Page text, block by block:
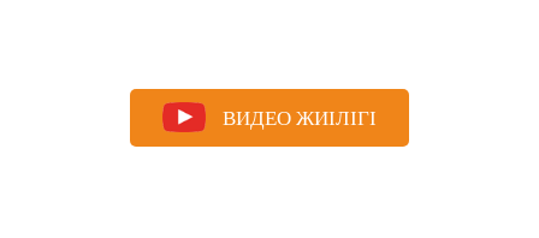
ВИДЕО ЖИІЛІГІ